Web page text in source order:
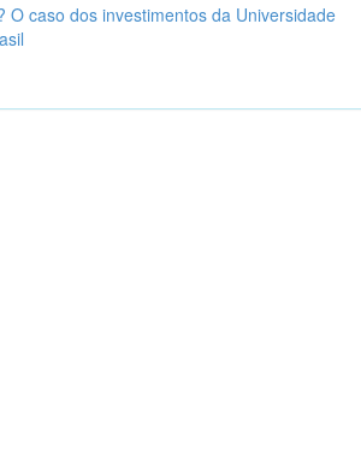
caso dos investimentos da Universidade